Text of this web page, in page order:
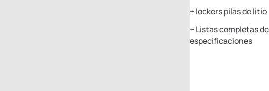
+lockers pilas de litio
+Listas completas de
especificaciones